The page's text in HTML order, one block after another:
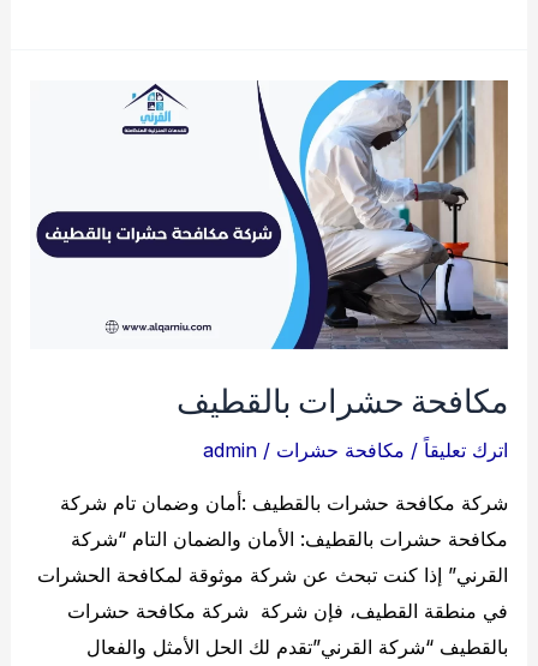
بالدمام
0545715016
مكافحة حشرات بالقطيف
اترك تعليقاً / مكافحة حشرات /
admin
شركة مكافحة حشرات بالقطيف :أمان وضمان تام شركة
مكافحة حشرات بالقطيف: الأمان والضمان التام “شركة
القرني” إذا كنت تبحث عن شركة موثوقة لمكافحة الحشرات
في منطقة القطيف، فإن شركة شركة مكافحة حشرات
بالقطيف “شركة القرني”تقدم لك الحل الأمثل والفعال